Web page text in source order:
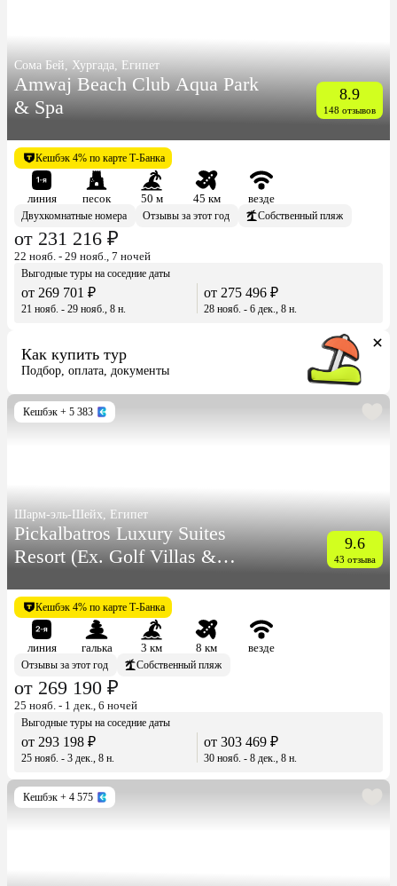
Сома Бей, Хургада, Египет
Amwaj Beach Club Aqua Park
& Spa
8.9
148 отзывов
Кешбэк 4% по карте Т-Банка
линия песок 50 м 45 км
везде
Двухкомнатные номера
Отзывы за этот год Собственный пляж
от 231 216 ₽
22 нояб. - 29 нояб., 7 ночей
Выгодные туры на соседние даты
от 269 701 ₽
21 нояб. - 29 нояб., 8 н.
от 275 496 ₽
28 нояб. - 6 дек., 8 н.
Как купить тур
Подбор, оплата, документы
Кешбэк + 5 383
Шарм-эль-Шейх, Египет
Pickalbatros Luxury Suites
Resort (Ex. Golf Villas &
9.6
43 отзыва
Кешбэк 4% по карте Т-Банка
линия галька 3 км 8 км
везде
Отзывы за этот год
Собственный пляж
от 269 190 ₽
25 нояб. - 1 дек., 6 ночей
Выгодные туры на соседние даты
от 293 198 ₽
25 нояб. - 3 дек., 8 н.
от 303 469 ₽
30 нояб. - 8 дек., 8 н.
Кешбэк + 4 575